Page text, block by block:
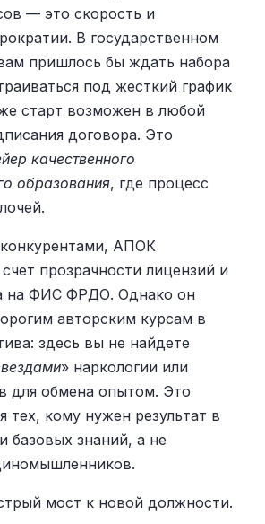
— это скорость и
В государственном
пришлось бы ждать набора
под жесткий график
старт возможен в любой
договора. Это
качественного
образования, где процесс
АПОК
прозрачности лицензий и
на ФИС ФРДО. Однако он
авторским курсам в
здесь вы не найдете
» наркологии или
для обмена опытом. Это
тех, кому нужен результат в
базовых знаний, а не
мост к новой должности.